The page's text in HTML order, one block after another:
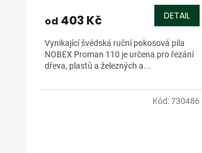
od 403 Kč DETAIL
Vynikající švédská ruční pokosová pila
NOBEX Proman 110 je určena pro řezání
dřeva, plastů a železných a...
Kód:730486